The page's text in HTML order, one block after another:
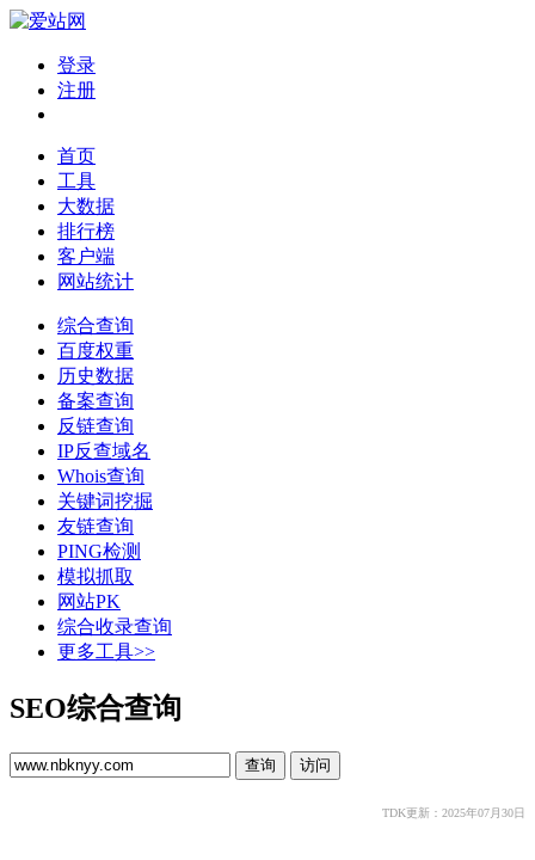
登录
注册
首页
工具
大数据
排行榜
客户端
网站统计
综合查询
百度权重
历史数据
备案查询
反链查询
IP反查域名
Whois查询
关键词挖掘
友链查询
PING检测
模拟抓取
网站PK
综合收录查询
更多工具>>
SEO综合查询
TDK更新：2025年07月30日